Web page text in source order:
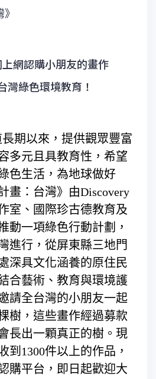
網認購小朋友的畫作
灣綠色環境教育！
長期以來，提供觀眾豐富
多元且具教育性，希望
色生活，為地球做好
畫：台灣》由Discovery
室、國際珍古德教育及
動一項綠色行動計劃，
進行，從屏東縣三地門
深具文化涵養的原住民
合藝術、教育與環境護
請全台灣的小朋友一起
樹，這些畫作經過募款
長出一顆真正的樹。現
到1300件以上的作品，
購平台，即日起歡迎大